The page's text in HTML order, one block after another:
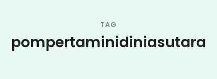
TAG
pompertaminidiniasutara